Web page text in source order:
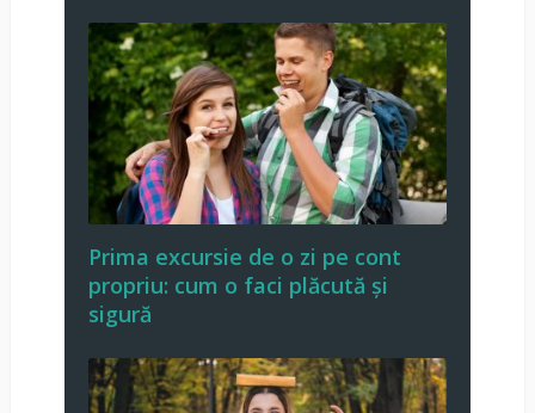
Prima excursie de o zi pe cont
propriu: cum o faci plăcută și
sigură